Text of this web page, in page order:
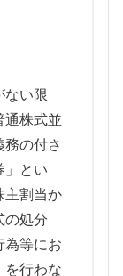
ない限
通株式並
の付さ
」とい
主割当か
の処分
為等にお
を行わな